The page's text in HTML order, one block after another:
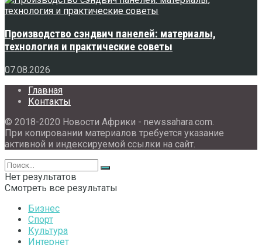
Производство сэндвич панелей: материалы,
технология и практические советы
07.08.2026
Главная
Контакты
© 2018-2020 Новости Африки - newssahara.com.
При копировании материалов требуется указание
активной и индексируемой ссылки на сайт.
Нет результатов
Смотреть все результаты
Бизнес
Спорт
Культура
Интернет